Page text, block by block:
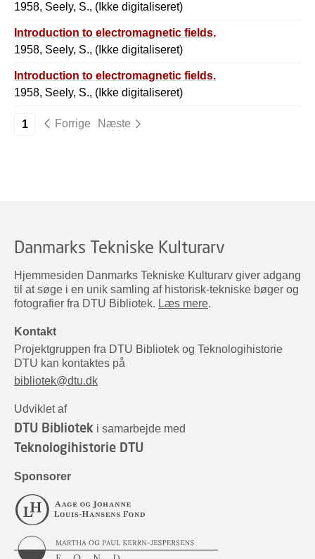
1958, Seely, S., (Ikke digitaliseret)
Introduction to electromagnetic fields.
1958, Seely, S., (Ikke digitaliseret)
Introduction to electromagnetic fields.
1958, Seely, S., (Ikke digitaliseret)
1 Forrige Næste
Danmarks Tekniske Kulturarv
Hjemmesiden Danmarks Tekniske Kulturarv giver adgang
til at søge i en unik samling af historisk-tekniske bøger og
fotografier fra DTU Bibliotek. Læs mere.
Kontakt
Projektgruppen fra DTU Bibliotek og Teknologihistorie
DTU kan kontaktes på
bibliotek@dtu.dk
Udviklet af
DTU Bibliotek i samarbejde med
Teknologihistorie DTU
Sponsorer